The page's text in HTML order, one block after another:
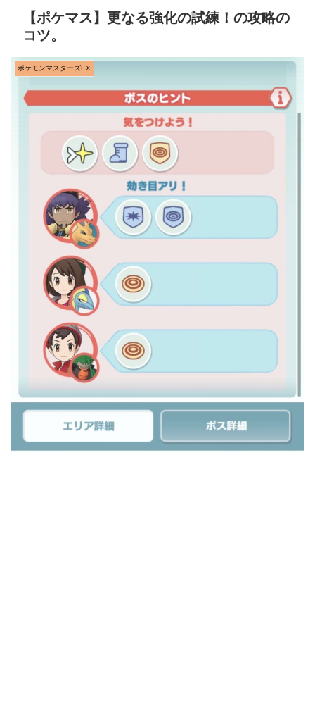
【ポケマス】更なる強化の試練！の攻略の
コツ。
ポケモンマスターズEX